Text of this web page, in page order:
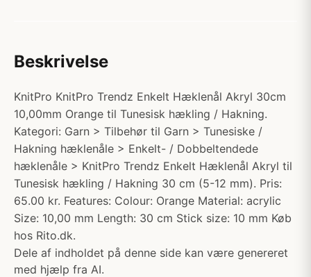
Beskrivelse
KnitPro KnitPro Trendz Enkelt Hæklenål Akryl 30cm
10,00mm Orange til Tunesisk hækling / Hakning.
Kategori: Garn > Tilbehør til Garn > Tunesiske /
Hakning hæklenåle > Enkelt- / Dobbeltendede
hæklenåle > KnitPro Trendz Enkelt Hæklenål Akryl til
Tunesisk hækling / Hakning 30 cm (5-12 mm). Pris:
65.00 kr. Features: Colour: Orange Material: acrylic
Size: 10,00 mm Length: 30 cm Stick size: 10 mm Køb
hos Rito.dk.
Dele af indholdet på denne side kan være genereret
med hjælp fra AI.